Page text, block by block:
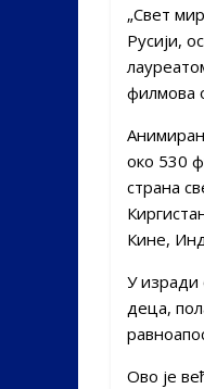
„Свет
Русији,
филмова
око 530
страна
Кине,
У изради
деца,
Ово је